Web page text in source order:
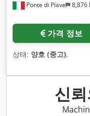
Ponte di Piave 8,876
가격 정보
상태: 양호 (중고),
신